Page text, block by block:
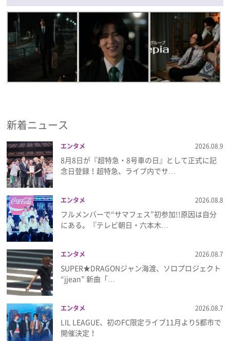
新着ニュース
エンタメ 2026.08.9
8月8日が『超特急・8号車の日』として正式に記
念日登録！超特急、ライブ内でサ…
エンタメ 2026.08.8
フルメンバーで“サマフェス”初参加!!原因は自分
にある。『テレビ朝日・六本木…
エンタメ 2026.08.7
SUPER★DRAGONジャン海渡、ソロプロジェクト
“jjean” 新曲「…
エンタメ 2026.08.7
LIL LEAGUE、初のFC限定ライブ11月より5都市で
開催決定！